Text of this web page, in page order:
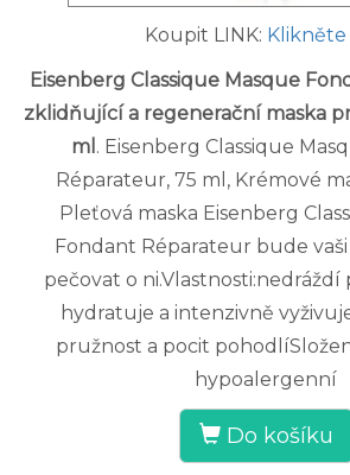
Koupit LINK: Klikněte
Eisenberg Classique Masque
zklidňující a regenerační maska
ml . Eisenberg Classique
Réparateur, 75 ml, Krémové
Pleťová maska Eisenberg
Fondant Réparateur bude
pečovat o
hydratuje a intenzivně
pružnost a pocit
hypoalergenní
Do košíku